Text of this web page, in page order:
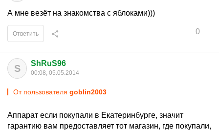
А мне везёт на знакомства с яблоками)))
0
Ответить
S ShRuS96
00:08, 05.05.2014
От пользователя goblin2003
Аппарат если покупали в Екатеринбурге, значит
гарантию вам предоставляет тот магазин, где покупали,